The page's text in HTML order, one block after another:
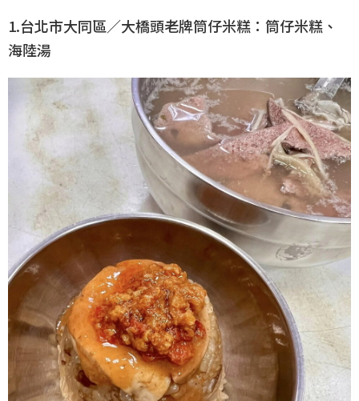
1.台北市大同區／大橋頭老牌筒仔米糕：筒仔米糕、
海陸湯